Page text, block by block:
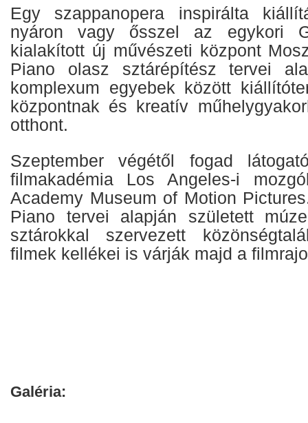
Egy szappanopera inspirálta
nyáron vagy ősszel az egykori
kialakított új művészeti központ
Piano olasz sztárépítész tervei
komplexum egyebek között
központnak és kreatív
otthont.
Szeptember végétől fogad
filmakadémia Los Angeles-i
Academy Museum of Motion
Piano tervei alapján született
sztárokkal szervezett
filmek kellékei is várják majd a
Galéria: